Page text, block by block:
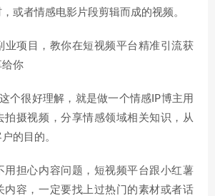
或者情感电影片段剪辑而成的视频。
这个很好理解，就是做一个情感IP博主用
拍摄视频，分享情感领域相关知识，从
的目的。
用担心内容问题，短视频平台跟小红薯
内容，一定要找上过热门的素材或者话